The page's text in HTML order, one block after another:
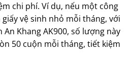
chi phí. Ví dụ, nếu một công
vệ sinh nhỏ mỗi tháng, với
An Khang AK900, số lượng này
50 cuộn mỗi tháng, tiết kiệm